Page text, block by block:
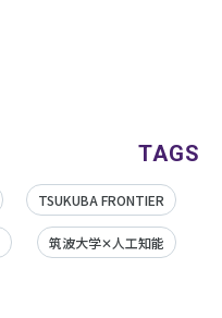
TAGS
TSUKUBA FRONTIER
筑波大学✕人工知能